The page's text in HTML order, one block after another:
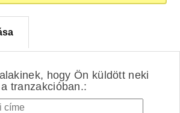
hogy Ön küldött neki
tranzakcióban.: